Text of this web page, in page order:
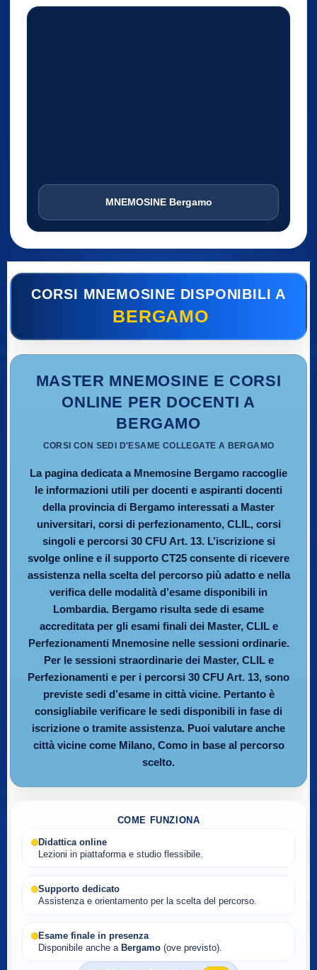
MNEMOSINE Bergamo
CORSI MNEMOSINE DISPONIBILI A
BERGAMO
MASTER MNEMOSINE E CORSI
ONLINE PER DOCENTI A
BERGAMO
CORSI CON SEDI D'ESAME COLLEGATE A BERGAMO
La pagina dedicata a Mnemosine Bergamo raccoglie
le informazioni utili per docenti e aspiranti docenti
della provincia di Bergamo interessati a Master
universitari, corsi di perfezionamento, CLIL, corsi
singoli e percorsi 30 CFU Art. 13. L’iscrizione si
svolge online e il supporto CT25 consente di ricevere
assistenza nella scelta del percorso più adatto e nella
verifica delle modalità d’esame disponibili in
Lombardia. Bergamo risulta sede di esame
accreditata per gli esami finali dei Master, CLIL e
Perfezionamenti Mnemosine nelle sessioni ordinarie.
Per le sessioni straordinarie dei Master, CLIL e
Perfezionamenti e per i percorsi 30 CFU Art. 13, sono
previste sedi d’esame in città vicine. Pertanto è
consigliabile verificare le sedi disponibili in fase di
iscrizione o tramite assistenza. Puoi valutare anche
città vicine come Milano, Como in base al percorso
scelto.
COME FUNZIONA
Didattica online
Lezioni in piattaforma e studio flessibile.
Supporto dedicato
Assistenza e orientamento per la scelta del percorso.
Esame finale in presenza
Disponibile anche a Bergamo (ove previsto).